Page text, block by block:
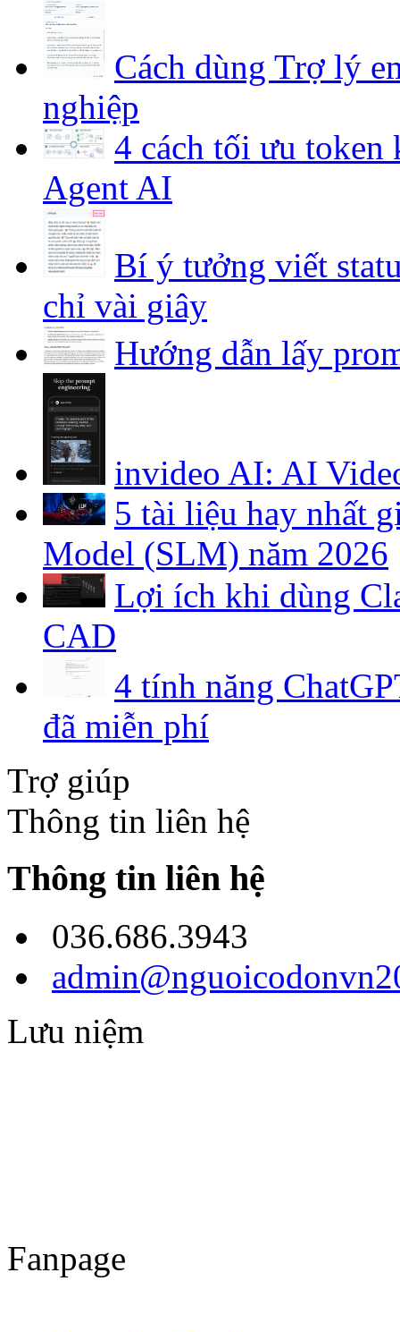
Cách dùng Trợ lý
nghiệp
4 cách tối ưu
Agent AI
Bí ý tưởng viết
chỉ vài giây
Hướng dẫn lấy
invideo AI: AI
5 tài liệu hay nhất
Model (SLM) năm 2026
Lợi ích khi dùng
CAD
4 tính năng
đã miễn phí
Trợ giúp
Thông tin liên hệ
Thông tin liên hệ
036.686.3943
Lưu niệm
Fanpage